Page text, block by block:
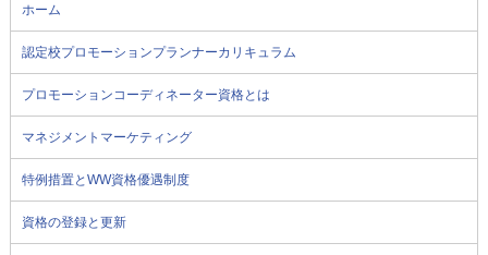
ホーム
認定校プロモーションプランナーカリキュラム
プロモーションコーディネーター資格とは
マネジメントマーケティング
特例措置とWW資格優遇制度
資格の登録と更新